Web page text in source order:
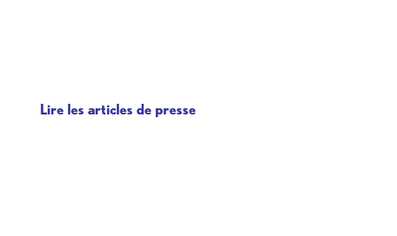
Lire les articles de presse